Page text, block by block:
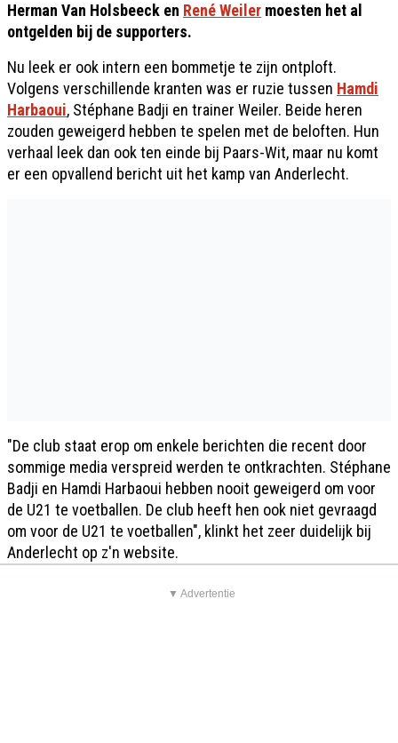
Herman Van Holsbeeck en René Weiler moesten het al
ontgelden bij de supporters.
Nu leek er ook intern een bommetje te zijn ontploft.
Volgens verschillende kranten was er ruzie tussen Hamdi
Harbaoui, Stéphane Badji en trainer Weiler. Beide heren
zouden geweigerd hebben te spelen met de beloften. Hun
verhaal leek dan ook ten einde bij Paars-Wit, maar nu komt
er een opvallend bericht uit het kamp van Anderlecht.
"De club staat erop om enkele berichten die recent door
sommige media verspreid werden te ontkrachten. Stéphane
Badji en Hamdi Harbaoui hebben nooit geweigerd om voor
de U21 te voetballen. De club heeft hen ook niet gevraagd
om voor de U21 te voetballen", klinkt het zeer duidelijk bij
Anderlecht op z'n website.
▼ Advertentie